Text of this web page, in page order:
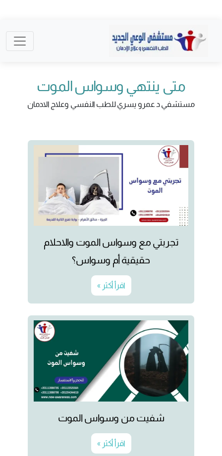
متى ينتهي وسواس الموت
مستشفي د عمرو يسري للطب النفسي وعلاج الادمان
تجربتي مع وسواس الموت والاحلام
حقيقية أم وسواس؟
اقرأ أكثر »
شفيت من وسواس الموت
اقرأ أكثر »